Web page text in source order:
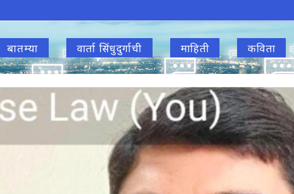
बातम्या वार्ता सिंधुदुर्गाची माहिती कविता